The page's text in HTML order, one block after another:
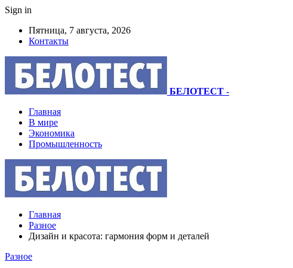
Sign in
Пятница, 7 августа, 2026
Контакты
БЕЛОТЕСТ -
Главная
В мире
Экономика
Промышленность
Главная
Разное
Дизайн и красота: гармония форм и деталей
Разное